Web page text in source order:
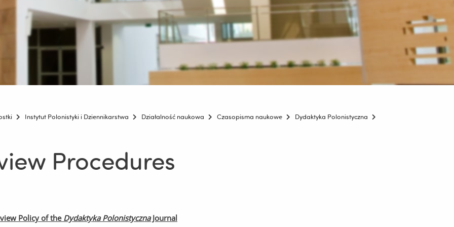
Instytut Polonistyki i Dziennikarstwa Działalność naukowa Czasopisma naukowe
Dydaktyka Polonistyczna
Procedures
Policy of theDydaktyka PolonistycznaJournal